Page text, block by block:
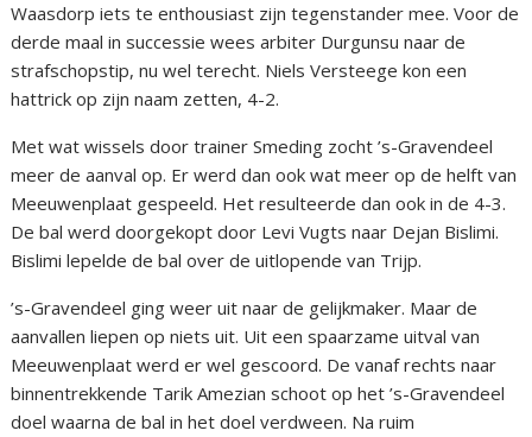
Waasdorp iets te enthousiast zijn tegenstander mee. Voor de
derde maal in successie wees arbiter Durgunsu naar de
strafschopstip, nu wel terecht. Niels Versteege kon een
hattrick op zijn naam zetten, 4-2.
Met wat wissels door trainer Smeding zocht ’s-Gravendeel
meer de aanval op. Er werd dan ook wat meer op de helft van
Meeuwenplaat gespeeld. Het resulteerde dan ook in de 4-3.
De bal werd doorgekopt door Levi Vugts naar Dejan Bislimi.
Bislimi lepelde de bal over de uitlopende van Trijp.
’s-Gravendeel ging weer uit naar de gelijkmaker. Maar de
aanvallen liepen op niets uit. Uit een spaarzame uitval van
Meeuwenplaat werd er wel gescoord. De vanaf rechts naar
binnentrekkende Tarik Amezian schoot op het ’s-Gravendeel
doel waarna de bal in het doel verdween. Na ruim